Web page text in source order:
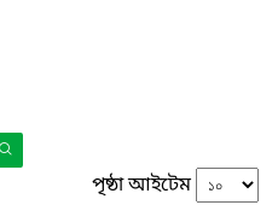
পৃষ্ঠা আইটেম